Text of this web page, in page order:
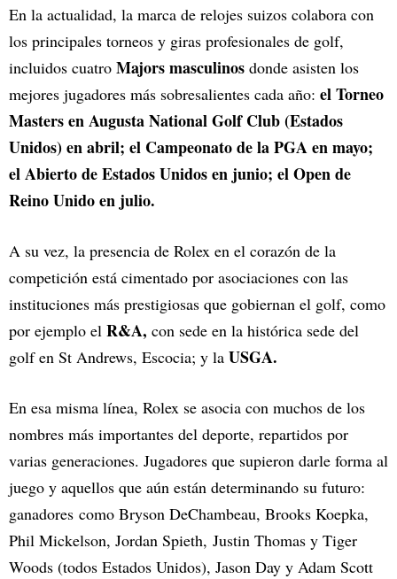
En la actualidad, la marca de relojes suizos colabora con
los principales torneos y giras profesionales de golf,
incluidos cuatro Majors masculinos donde asisten los
mejores jugadores más sobresalientes cada año: el Torneo
Masters en Augusta National Golf Club (Estados
Unidos) en abril; el Campeonato de la PGA en mayo;
el Abierto de Estados Unidos en junio; el Open de
Reino Unido en julio.
A su vez, la presencia de Rolex en el corazón de la
competición está cimentado por asociaciones con las
instituciones más prestigiosas que gobiernan el golf, como
por ejemplo el R&A, con sede en la histórica sede del
golf en St Andrews, Escocia; y la USGA.
En esa misma línea, Rolex se asocia con muchos de los
nombres más importantes del deporte, repartidos por
varias generaciones. Jugadores que supieron darle forma al
juego y aquellos que aún están determinando su futuro:
ganadores como Bryson DeChambeau, Brooks Koepka,
Phil Mickelson, Jordan Spieth, Justin Thomas y Tiger
Woods (todos Estados Unidos), Jason Day y Adam Scott